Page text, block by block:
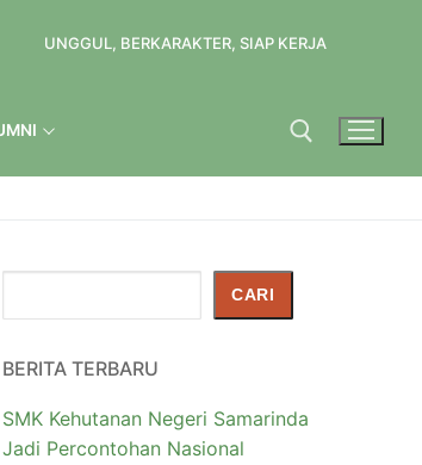
UNGGUL, BERKARAKTER, SIAP KERJA
CARI
BERITA TERBARU
SMK Kehutanan Negeri Samarinda
Jadi Percontohan Nasional